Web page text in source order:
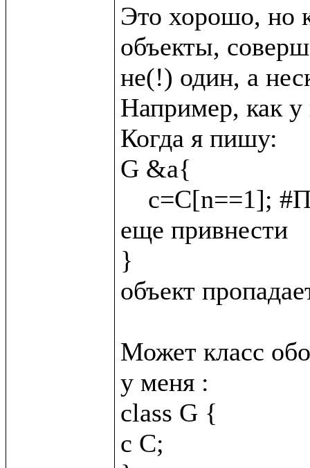
Это хорошо, но
объекты,
не(!) один, а
Например, как
Когда я пишу:
G &a{
еще привнести
}
объект
Может класс
у меня :
class G {
c C;